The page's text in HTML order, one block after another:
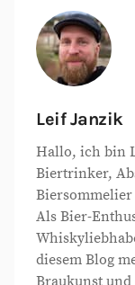
Leif Janzik
Hallo, ich bin
Biertrinker,
Als Bier-
diesem Blog
Braukunst